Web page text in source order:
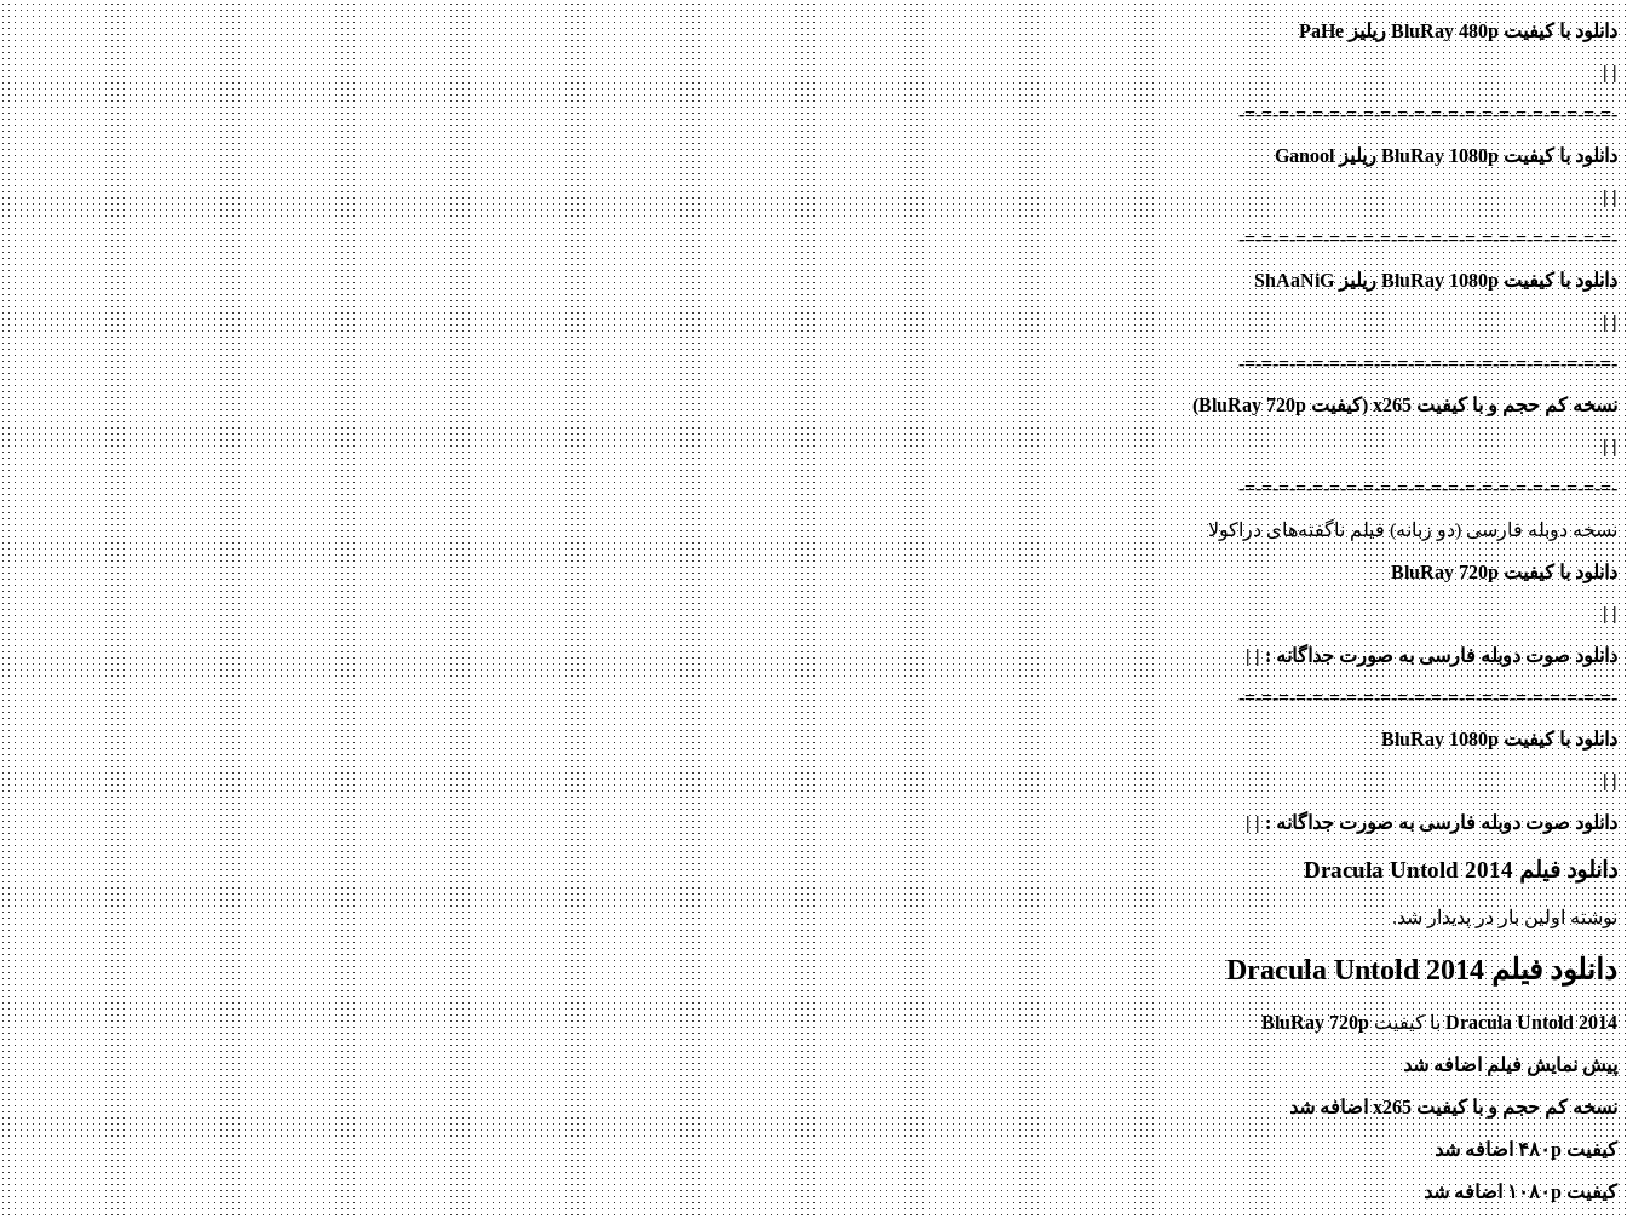
دانلود با کیفیت BluRay 480p ریلیز PaHe
|
|
-=-=-=-=-=-=-=-=-=-=-=-=-=-=-=-=-=-=-=-=-=-=-
دانلود با کیفیت BluRay 1080p ریلیز Ganool
|
|
-=-=-=-=-=-=-=-=-=-=-=-=-=-=-=-=-=-=-=-=-=-=-
دانلود با کیفیت BluRay 1080p ریلیز ShAaNiG
|
|
-=-=-=-=-=-=-=-=-=-=-=-=-=-=-=-=-=-=-=-=-=-=-
نسخه کم حجم و با کیفیت x265 (کیفیت BluRay 720p)
| |
-=-=-=-=-=-=-=-=-=-=-=-=-=-=-=-=-=-=-=-=-=-=-
نسخه دوبله فارسی (دو زبانه) فیلم ناگفته‌های دراکولا
دانلود با کیفیت BluRay 720p
|
|
دانلود صوت دوبله فارسی به صورت جداگانه : |
|
-=-=-=-=-=-=-=-=-=-=-=-=-=-=-=-=-=-=-=-=-=-=-
دانلود با کیفیت BluRay 1080p
|
|
دانلود صوت دوبله فارسی به صورت جداگانه : |
|
دانلود فیلم Dracula Untold 2014
نوشته اولین بار در پدیدار شد.
دانلود فیلم Dracula Untold 2014
Dracula Untold 2014با کیفیتBluRay 720p
پیش نمایش فیلم اضافه شد
نسخه کم حجم و با کیفیت x265 اضافه شد
کیفیت ۴۸۰p اضافه شد
کیفیت ۱۰۸۰p اضافه شد